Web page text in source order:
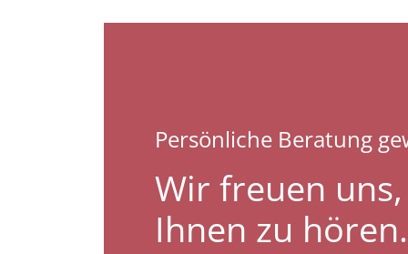
Persönliche Beratung
Wir freuen
Ihnen zu hören.